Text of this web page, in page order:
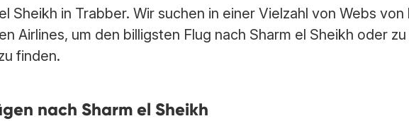
Sheikh in Trabber. Wir suchen in einer Vielzahl von Webs von
Airlines, um den billigsten Flug nach Sharm el Sheikh oder zu
finden.
nach Sharm el Sheikh